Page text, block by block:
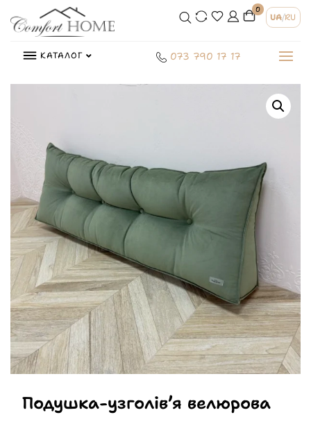
0
UA/RU
КАТАЛОГ 073 790 17 17
Подушка-узголівʼя велюрова